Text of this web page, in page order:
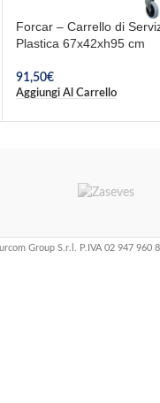
Forcar – Carrello di
Plastica 67x42xh95 cm
91,50€
Aggiungi Al Carrello
Group S.r.l. P.IVA 02 947 960